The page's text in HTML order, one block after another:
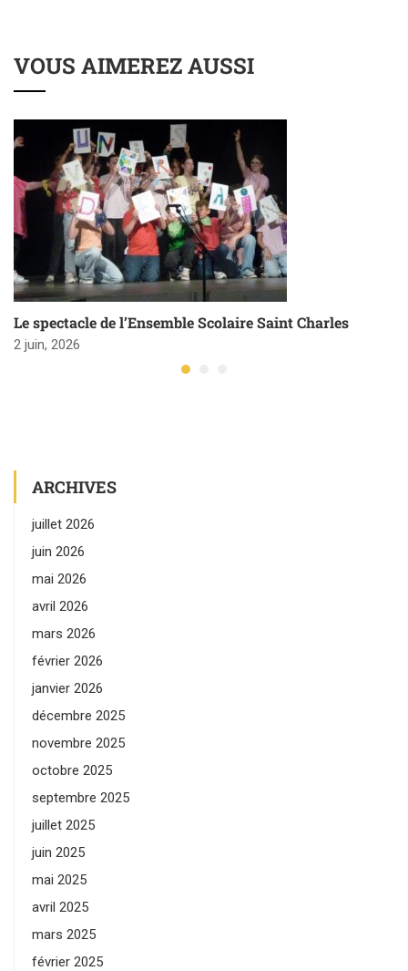
VOUS AIMEREZ AUSSI
Le spectacle de l’Ensemble Scolaire Saint Charles
2 juin, 2026
ARCHIVES
juillet 2026
juin 2026
mai 2026
avril 2026
mars 2026
février 2026
janvier 2026
décembre 2025
novembre 2025
octobre 2025
septembre 2025
juillet 2025
juin 2025
mai 2025
avril 2025
mars 2025
février 2025